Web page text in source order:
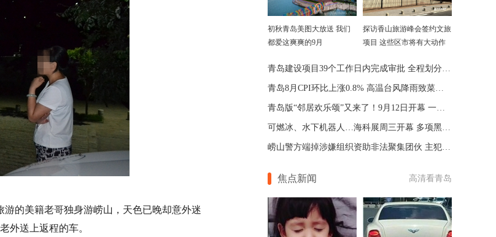
的美籍老哥独身游崂山，天色已晚却意外迷
外送上返程的车。
初秋青岛美图大放送 我们
都爱这爽爽的9月
探访香山旅游峰会签约文旅
项目 这些区市将有大动作
青岛建设项目39个工作日内完成审批 全程划分5个阶段
青岛8月CPI环比上涨0.8% 高温台风降雨致菜价涨幅最大
青岛版“邻居欢乐颂”又来了！9月12日开幕 一起来狂欢
可燃冰、水下机器人…海科展周三开幕 多项黑科技亮相
崂山警方端掉涉嫌组织资助非法聚集团伙 主犯正在抓捕
焦点新闻 高清看青岛